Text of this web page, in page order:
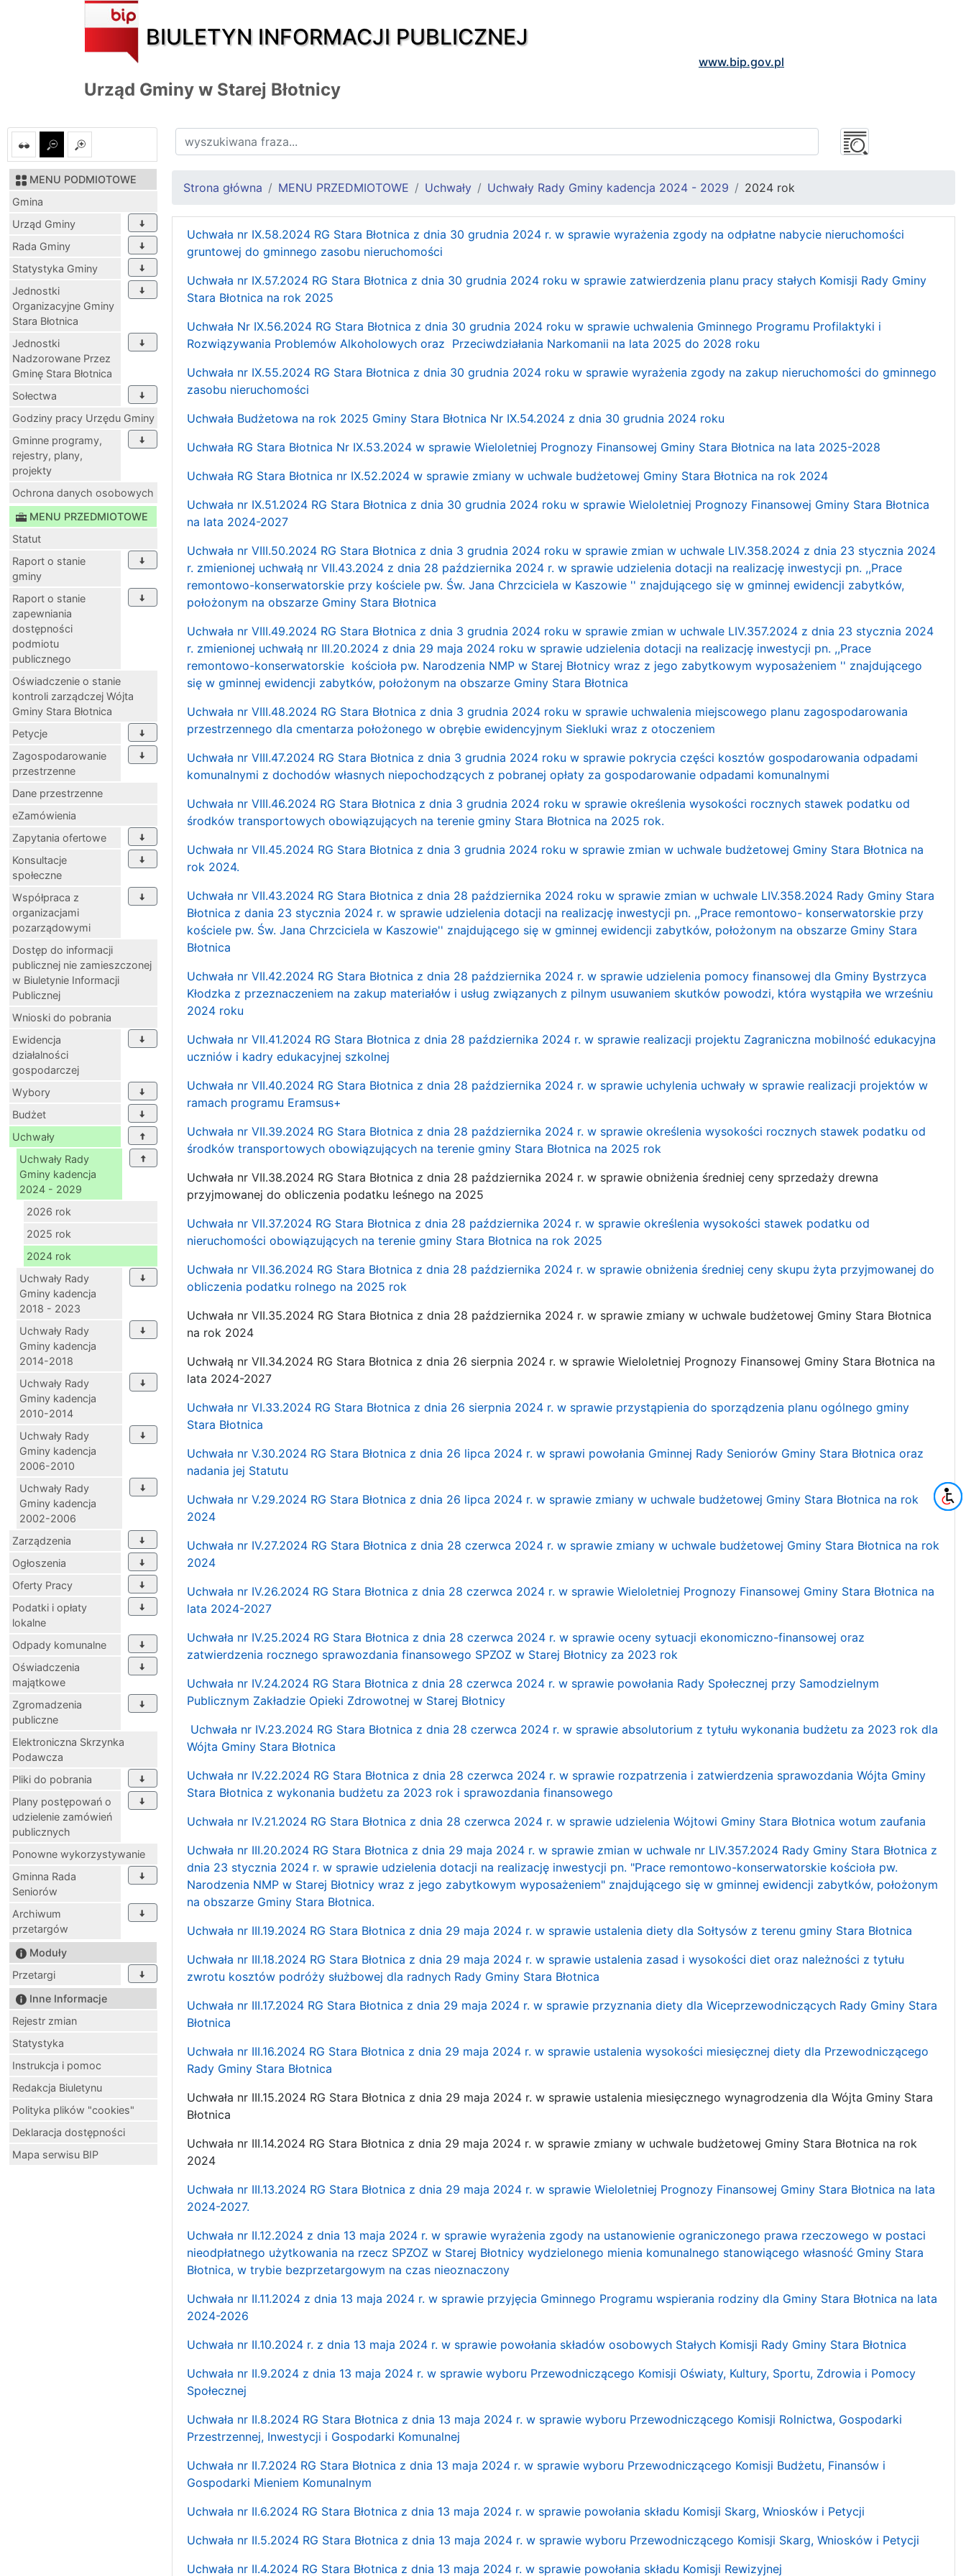
BIULETYN INFORMACJI PUBLICZNEJ
www.bip.gov.pl
Urząd Gminy w Starej Błotnicy
MENU PODMIOTOWE
Gmina
Urząd Gminy
Rada Gminy
Statystyka Gminy
Jednostki
Organizacyjne Gminy
Stara Błotnica
Jednostki
Nadzorowane Przez
Gminę Stara Błotnica
Sołectwa
Godziny pracy Urzędu Gminy
Gminne programy,
rejestry, plany,
projekty
Ochrona danych osobowych
MENU PRZEDMIOTOWE
Statut
Raport o stanie
gminy
Raport o stanie
zapewniania
dostępności
podmiotu
publicznego
Oświadczenie o stanie
kontroli zarządczej Wójta
Gminy Stara Błotnica
Petycje
Zagospodarowanie
przestrzenne
Dane przestrzenne
eZamówienia
Zapytania ofertowe
Konsultacje
społeczne
Współpraca z
organizacjami
pozarządowymi
Dostęp do informacji
publicznej nie zamieszczonej
w Biuletynie Informacji
Publicznej
Wnioski do pobrania
Ewidencja
działalności
gospodarczej
Wybory
Budżet
Uchwały
Uchwały Rady
Gminy kadencja
2024 - 2029
2026 rok
2025 rok
2024 rok
Uchwały Rady
Gminy kadencja
2018 - 2023
Uchwały Rady
Gminy kadencja
2014-2018
Uchwały Rady
Gminy kadencja
2010-2014
Uchwały Rady
Gminy kadencja
2006-2010
Uchwały Rady
Gminy kadencja
2002-2006
Zarządzenia
Ogłoszenia
Oferty Pracy
Podatki i opłaty
lokalne
Odpady komunalne
Oświadczenia
majątkowe
Zgromadzenia
publiczne
Elektroniczna Skrzynka
Podawcza
Pliki do pobrania
Plany postępowań o
udzielenie zamówień
publicznych
Ponowne wykorzystywanie
Gminna Rada
Seniorów
Archiwum
przetargów
Moduły
Przetargi
Inne Informacje
Rejestr zmian
Statystyka
Instrukcja i pomoc
Redakcja Biuletynu
Polityka plików "cookies"
Deklaracja dostępności
Mapa serwisu BIP
Strona główna MENU PRZEDMIOTOWE Uchwały Uchwały Rady Gminy kadencja 2024 - 2029 2024 rok
Uchwała nr IX.58.2024 RG Stara Błotnica z dnia 30 grudnia 2024 r. w sprawie wyrażenia zgody na odpłatne nabycie nieruchomości
gruntowej do gminnego zasobu nieruchomości
Uchwała nr IX.57.2024 RG Stara Błotnica z dnia 30 grudnia 2024 roku w sprawie zatwierdzenia planu pracy stałych Komisji Rady Gminy
Stara Błotnica na rok 2025
Uchwała Nr IX.56.2024 RG Stara Błotnica z dnia 30 grudnia 2024 roku w sprawie uchwalenia Gminnego Programu Profilaktyki i
Rozwiązywania Problemów Alkoholowych oraz Przeciwdziałania Narkomanii na lata 2025 do 2028 roku
Uchwała nr IX.55.2024 RG Stara Błotnica z dnia 30 grudnia 2024 roku w sprawie wyrażenia zgody na zakup nieruchomości do gminnego
zasobu nieruchomości
Uchwała Budżetowa na rok 2025 Gminy Stara Błotnica Nr IX.54.2024 z dnia 30 grudnia 2024 roku
Uchwała RG Stara Błotnica Nr IX.53.2024 w sprawie Wieloletniej Prognozy Finansowej Gminy Stara Błotnica na lata 2025-2028
Uchwała RG Stara Błotnica nr IX.52.2024 w sprawie zmiany w uchwale budżetowej Gminy Stara Błotnica na rok 2024
Uchwała nr IX.51.2024 RG Stara Błotnica z dnia 30 grudnia 2024 roku w sprawie Wieloletniej Prognozy Finansowej Gminy Stara Błotnica
na lata 2024-2027
Uchwała nr VIII.50.2024 RG Stara Błotnica z dnia 3 grudnia 2024 roku w sprawie zmian w uchwale LIV.358.2024 z dnia 23 stycznia 2024
r. zmienionej uchwałą nr VII.43.2024 z dnia 28 października 2024 r. w sprawie udzielenia dotacji na realizację inwestycji pn. ,,Prace
remontowo-konserwatorskie przy kościele pw. Św. Jana Chrzciciela w Kaszowie '' znajdującego się w gminnej ewidencji zabytków,
położonym na obszarze Gminy Stara Błotnica
Uchwała nr VIII.49.2024 RG Stara Błotnica z dnia 3 grudnia 2024 roku w sprawie zmian w uchwale LIV.357.2024 z dnia 23 stycznia 2024
r. zmienionej uchwałą nr III.20.2024 z dnia 29 maja 2024 roku w sprawie udzielenia dotacji na realizację inwestycji pn. ,,Prace
remontowo-konserwatorskie kościoła pw. Narodzenia NMP w Starej Błotnicy wraz z jego zabytkowym wyposażeniem '' znajdującego
się w gminnej ewidencji zabytków, położonym na obszarze Gminy Stara Błotnica
Uchwała nr VIII.48.2024 RG Stara Błotnica z dnia 3 grudnia 2024 roku w sprawie uchwalenia miejscowego planu zagospodarowania
przestrzennego dla cmentarza położonego w obrębie ewidencyjnym Siekluki wraz z otoczeniem
Uchwała nr VIII.47.2024 RG Stara Błotnica z dnia 3 grudnia 2024 roku w sprawie pokrycia części kosztów gospodarowania odpadami
komunalnymi z dochodów własnych niepochodzących z pobranej opłaty za gospodarowanie odpadami komunalnymi
Uchwała nr VIII.46.2024 RG Stara Błotnica z dnia 3 grudnia 2024 roku w sprawie określenia wysokości rocznych stawek podatku od
środków transportowych obowiązujących na terenie gminy Stara Błotnica na 2025 rok.
Uchwała nr VII.45.2024 RG Stara Błotnica z dnia 3 grudnia 2024 roku w sprawie zmian w uchwale budżetowej Gminy Stara Błotnica na
rok 2024.
Uchwała nr VII.43.2024 RG Stara Błotnica z dnia 28 października 2024 roku w sprawie zmian w uchwale LIV.358.2024 Rady Gminy Stara
Błotnica z dania 23 stycznia 2024 r. w sprawie udzielenia dotacji na realizację inwestycji pn. ,,Prace remontowo- konserwatorskie przy
kościele pw. Św. Jana Chrzciciela w Kaszowie'' znajdującego się w gminnej ewidencji zabytków, położonym na obszarze Gminy Stara
Błotnica
Uchwała nr VII.42.2024 RG Stara Błotnica z dnia 28 października 2024 r. w sprawie udzielenia pomocy finansowej dla Gminy Bystrzyca
Kłodzka z przeznaczeniem na zakup materiałów i usług związanych z pilnym usuwaniem skutków powodzi, która wystąpiła we wrześniu
2024 roku
Uchwała nr VII.41.2024 RG Stara Błotnica z dnia 28 października 2024 r. w sprawie realizacji projektu Zagraniczna mobilność edukacyjna
uczniów i kadry edukacyjnej szkolnej
Uchwała nr VII.40.2024 RG Stara Błotnica z dnia 28 października 2024 r. w sprawie uchylenia uchwały w sprawie realizacji projektów w
ramach programu Eramsus+
Uchwała nr VII.39.2024 RG Stara Błotnica z dnia 28 października 2024 r. w sprawie określenia wysokości rocznych stawek podatku od
środków transportowych obowiązujących na terenie gminy Stara Błotnica na 2025 rok
Uchwała nr VII.38.2024 RG Stara Błotnica z dnia 28 października 2024 r. w sprawie obniżenia średniej ceny sprzedaży drewna
przyjmowanej do obliczenia podatku leśnego na 2025
Uchwała nr VII.37.2024 RG Stara Błotnica z dnia 28 października 2024 r. w sprawie określenia wysokości stawek podatku od
nieruchomości obowiązujących na terenie gminy Stara Błotnica na rok 2025
Uchwała nr VII.36.2024 RG Stara Błotnica z dnia 28 października 2024 r. w sprawie obniżenia średniej ceny skupu żyta przyjmowanej do
obliczenia podatku rolnego na 2025 rok
Uchwała nr VII.35.2024 RG Stara Błotnica z dnia 28 października 2024 r. w sprawie zmiany w uchwale budżetowej Gminy Stara Błotnica
na rok 2024
Uchwałą nr VII.34.2024 RG Stara Błotnica z dnia 26 sierpnia 2024 r. w sprawie Wieloletniej Prognozy Finansowej Gminy Stara Błotnica na
lata 2024-2027
Uchwała nr VI.33.2024 RG Stara Błotnica z dnia 26 sierpnia 2024 r. w sprawie przystąpienia do sporządzenia planu ogólnego gminy
Stara Błotnica
Uchwała nr V.30.2024 RG Stara Błotnica z dnia 26 lipca 2024 r. w sprawi powołania Gminnej Rady Seniorów Gminy Stara Błotnica oraz
nadania jej Statutu
Uchwała nr V.29.2024 RG Stara Błotnica z dnia 26 lipca 2024 r. w sprawie zmiany w uchwale budżetowej Gminy Stara Błotnica na rok
2024
Uchwała nr IV.27.2024 RG Stara Błotnica z dnia 28 czerwca 2024 r. w sprawie zmiany w uchwale budżetowej Gminy Stara Błotnica na rok
2024
Uchwała nr IV.26.2024 RG Stara Błotnica z dnia 28 czerwca 2024 r. w sprawie Wieloletniej Prognozy Finansowej Gminy Stara Błotnica na
lata 2024-2027
Uchwała nr IV.25.2024 RG Stara Błotnica z dnia 28 czerwca 2024 r. w sprawie oceny sytuacji ekonomiczno-finansowej oraz
zatwierdzenia rocznego sprawozdania finansowego SPZOZ w Starej Błotnicy za 2023 rok
Uchwała nr IV.24.2024 RG Stara Błotnica z dnia 28 czerwca 2024 r. w sprawie powołania Rady Społecznej przy Samodzielnym
Publicznym Zakładzie Opieki Zdrowotnej w Starej Błotnicy
Uchwała nr IV.23.2024 RG Stara Błotnica z dnia 28 czerwca 2024 r. w sprawie absolutorium z tytułu wykonania budżetu za 2023 rok dla
Wójta Gminy Stara Błotnica
Uchwała nr IV.22.2024 RG Stara Błotnica z dnia 28 czerwca 2024 r. w sprawie rozpatrzenia i zatwierdzenia sprawozdania Wójta Gminy
Stara Błotnica z wykonania budżetu za 2023 rok i sprawozdania finansowego
Uchwała nr IV.21.2024 RG Stara Błotnica z dnia 28 czerwca 2024 r. w sprawie udzielenia Wójtowi Gminy Stara Błotnica wotum zaufania
Uchwała nr III.20.2024 RG Stara Błotnica z dnia 29 maja 2024 r. w sprawie zmian w uchwale nr LIV.357.2024 Rady Gminy Stara Błotnica z
dnia 23 stycznia 2024 r. w sprawie udzielenia dotacji na realizację inwestycji pn. "Prace remontowo-konserwatorskie kościoła pw.
Narodzenia NMP w Starej Błotnicy wraz z jego zabytkowym wyposażeniem" znajdującego się w gminnej ewidencji zabytków, położonym
na obszarze Gminy Stara Błotnica.
Uchwała nr III.19.2024 RG Stara Błotnica z dnia 29 maja 2024 r. w sprawie ustalenia diety dla Sołtysów z terenu gminy Stara Błotnica
Uchwała nr III.18.2024 RG Stara Błotnica z dnia 29 maja 2024 r. w sprawie ustalenia zasad i wysokości diet oraz należności z tytułu
zwrotu kosztów podróży służbowej dla radnych Rady Gminy Stara Błotnica
Uchwała nr III.17.2024 RG Stara Błotnica z dnia 29 maja 2024 r. w sprawie przyznania diety dla Wiceprzewodniczących Rady Gminy Stara
Błotnica
Uchwała nr III.16.2024 RG Stara Błotnica z dnia 29 maja 2024 r. w sprawie ustalenia wysokości miesięcznej diety dla Przewodniczącego
Rady Gminy Stara Błotnica
Uchwała nr III.15.2024 RG Stara Błotnica z dnia 29 maja 2024 r. w sprawie ustalenia miesięcznego wynagrodzenia dla Wójta Gminy Stara
Błotnica
Uchwała nr III.14.2024 RG Stara Błotnica z dnia 29 maja 2024 r. w sprawie zmiany w uchwale budżetowej Gminy Stara Błotnica na rok
2024
Uchwała nr III.13.2024 RG Stara Błotnica z dnia 29 maja 2024 r. w sprawie Wieloletniej Prognozy Finansowej Gminy Stara Błotnica na lata
2024-2027.
Uchwała nr II.12.2024 z dnia 13 maja 2024 r. w sprawie wyrażenia zgody na ustanowienie ograniczonego prawa rzeczowego w postaci
nieodpłatnego użytkowania na rzecz SPZOZ w Starej Błotnicy wydzielonego mienia komunalnego stanowiącego własność Gminy Stara
Błotnica, w trybie bezprzetargowym na czas nieoznaczony
Uchwała nr II.11.2024 z dnia 13 maja 2024 r. w sprawie przyjęcia Gminnego Programu wspierania rodziny dla Gminy Stara Błotnica na lata
2024-2026
Uchwała nr II.10.2024 r. z dnia 13 maja 2024 r. w sprawie powołania składów osobowych Stałych Komisji Rady Gminy Stara Błotnica
Uchwała nr II.9.2024 z dnia 13 maja 2024 r. w sprawie wyboru Przewodniczącego Komisji Oświaty, Kultury, Sportu, Zdrowia i Pomocy
Społecznej
Uchwała nr II.8.2024 RG Stara Błotnica z dnia 13 maja 2024 r. w sprawie wyboru Przewodniczącego Komisji Rolnictwa, Gospodarki
Przestrzennej, Inwestycji i Gospodarki Komunalnej
Uchwała nr II.7.2024 RG Stara Błotnica z dnia 13 maja 2024 r. w sprawie wyboru Przewodniczącego Komisji Budżetu, Finansów i
Gospodarki Mieniem Komunalnym
Uchwała nr II.6.2024 RG Stara Błotnica z dnia 13 maja 2024 r. w sprawie powołania składu Komisji Skarg, Wniosków i Petycji
Uchwała nr II.5.2024 RG Stara Błotnica z dnia 13 maja 2024 r. w sprawie wyboru Przewodniczącego Komisji Skarg, Wniosków i Petycji
Uchwała nr II.4.2024 RG Stara Błotnica z dnia 13 maja 2024 r. w sprawie powołania składu Komisji Rewizyjnej